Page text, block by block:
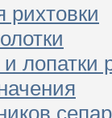
рихтовки
лопатки